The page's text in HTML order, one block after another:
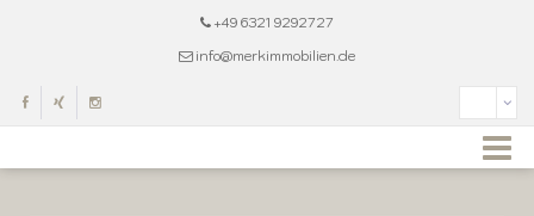
+49 6321 9292727
info@merkimmobilien.de